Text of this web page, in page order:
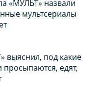
«МУЛЬТ» назвали
мультсериалы
выяснил, под какие
едят,